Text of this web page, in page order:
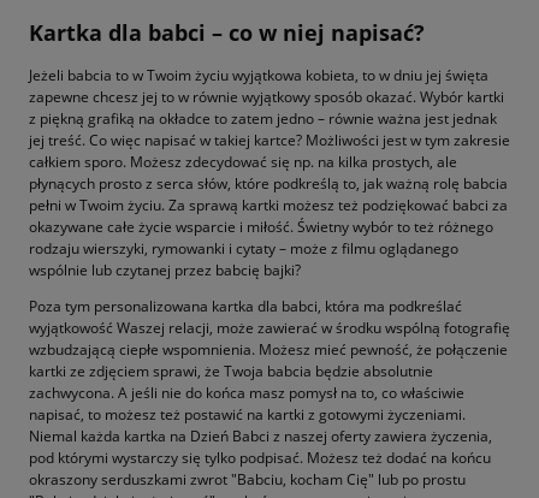
Kartka dla babci – co w niej napisać?
Jeżeli babcia to w Twoim życiu wyjątkowa kobieta, to w dniu jej święta
zapewne chcesz jej to w równie wyjątkowy sposób okazać. Wybór kartki
z piękną grafiką na okładce to zatem jedno – równie ważna jest jednak
jej treść. Co więc napisać w takiej kartce? Możliwości jest w tym zakresie
całkiem sporo. Możesz zdecydować się np. na kilka prostych, ale
płynących prosto z serca słów, które podkreślą to, jak ważną rolę babcia
pełni w Twoim życiu. Za sprawą kartki możesz też podziękować babci za
okazywane całe życie wsparcie i miłość. Świetny wybór to też różnego
rodzaju wierszyki, rymowanki i cytaty – może z filmu oglądanego
wspólnie lub czytanej przez babcię bajki?
Poza tym personalizowana kartka dla babci, która ma podkreślać
wyjątkowość Waszej relacji, może zawierać w środku wspólną fotografię
wzbudzającą ciepłe wspomnienia. Możesz mieć pewność, że połączenie
kartki ze zdjęciem sprawi, że Twoja babcia będzie absolutnie
zachwycona. A jeśli nie do końca masz pomysł na to, co właściwie
napisać, to możesz też postawić na kartki z gotowymi życzeniami.
Niemal każda kartka na Dzień Babci z naszej oferty zawiera życzenia,
pod którymi wystarczy się tylko podpisać. Możesz też dodać na końcu
okraszony serduszkami zwrot "Babciu, kocham Cię" lub po prostu